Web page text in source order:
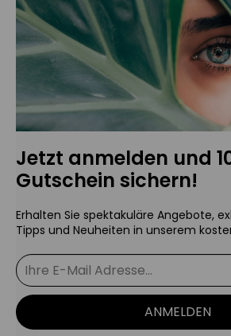
Jetzt anmelden und
Gutschein sichern!
Erhalten Sie spektakuläre Angebote,
Tipps und Neuheiten in unserem
ANMELDEN